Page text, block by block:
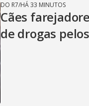
DO R7/HÁ 33 MINUTOS
Cães
de drogas